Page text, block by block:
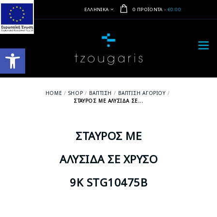
Ανοίξτε τη γραμμή εργαλείων
ΕΛΛΗΝΙΚΆ 0 ΠΡΟΪΌΝΤΑ - €0.00
HOME SHOP ΒΆΠΤΙΣΗ
ΒΆΠΤΙΣΗ ΑΓΟΡΙΟΎ
ΣΤΑΥΡΌΣ ΜΕ ΑΛΥΣΊΔΑ ΣΕ...
ΣΤΑΥΡΌΣ ΜΕ
ΑΛΥΣΊΔΑ ΣΕ ΧΡΥΣΌ
9Κ STG10475B